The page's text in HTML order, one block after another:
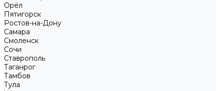
Орёл
Пятигорск
Ростов-на-Дону
Самара
Смоленск
Сочи
Ставрополь
Таганрог
Тамбов
Тула